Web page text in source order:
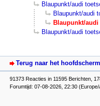
Blaupunkt/audi
Blaupunkt/audi
Blaupunkt/
Blaupunkt/audi
Terug naar het hoofdscherm
91373 Reacties in 11595 Berichten,
Forumtijd: 07-08-2026, 22:30